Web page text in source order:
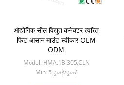
औद्योगिक सील विद्युत कनेक्टर त्वरित
फिट आसान माउंट स्वीकार OEM
ODM
Model: HMA.1B.305.CLN
Min: 5 टुकड़े/टुकड़े